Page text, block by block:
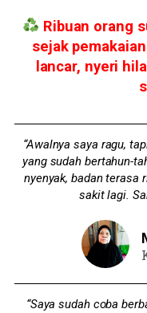
Ribuan orang
sejak
lancar, nyeri
“Awalnya saya ragu,
yang sudah bertahun-
nyenyak, badan terasa
sakit lagi.
“Saya sudah coba